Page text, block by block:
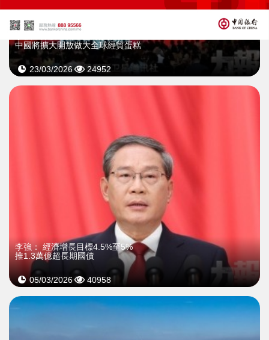
中國將擴大開放做大全球經貿蛋糕
23/03/2026 24952
李強： 經濟增長目標4.5%至5%
推1.3萬億超長期國債
05/03/2026 40958